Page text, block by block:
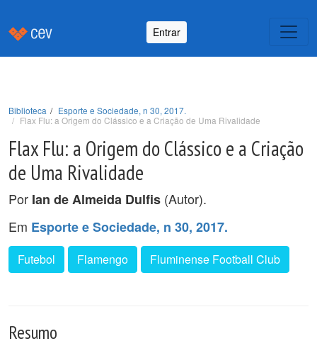
Entrar
Biblioteca
Esporte e Sociedade, n 30, 2017.
Flax Flu: a Origem do Clássico e a Criação de Uma Rivalidade
Flax Flu: a Origem do Clássico e a Criação
de Uma Rivalidade
Por Ian de Almeida Dulfis (Autor).
Em Esporte e Sociedade, n 30, 2017.
Futebol Flamengo Fluminense Football Club
Resumo